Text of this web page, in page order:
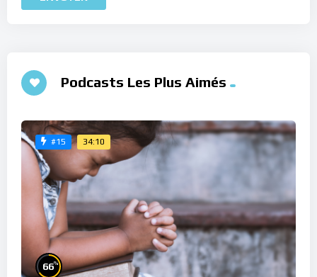
Podcasts Les Plus Aimés
#15 34:10
66%